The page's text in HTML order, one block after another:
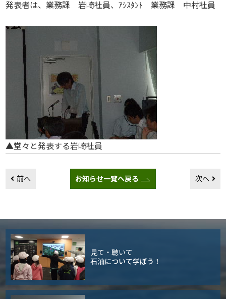
発表者は、業務課 岩崎社員、ｱｼｽﾀﾝﾄ 業務課 中村社員
▲堂々と発表する岩崎社員
前へ お知らせ一覧へ戻る 次へ
見て・聴いて
石油について学ぼう！